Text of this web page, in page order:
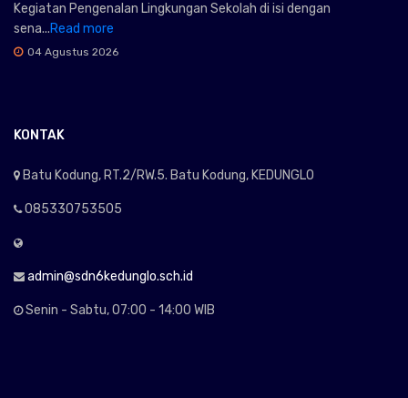
Kegiatan Pengenalan Lingkungan Sekolah di isi dengan
sena...Read more
04 Agustus 2026
KONTAK
Batu Kodung, RT.2/RW.5. Batu Kodung, KEDUNGLO
085330753505
admin@sdn6kedunglo.sch.id
Senin - Sabtu, 07:00 - 14:00 WIB